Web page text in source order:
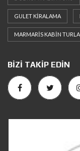
GULET KIRALAMA
MARMARIS KABIN
BIZI TAKIP EDIN